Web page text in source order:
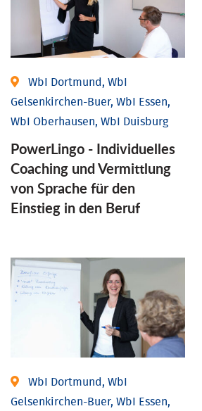
WbI Dortmund, WbI
Gelsenkirchen-Buer, WbI Essen,
WbI Oberhausen, WbI Duisburg
PowerLingo - Individuelles
Coaching und Vermittlung
von Sprache für den
Einstieg in den Beruf
WbI Dortmund, WbI
Gelsenkirchen-Buer, WbI Essen,